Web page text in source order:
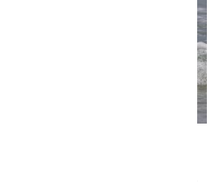
reprendront le 13 avril à la
deux, trois, quatre ou cinq
soyez débutant ou confirmé,